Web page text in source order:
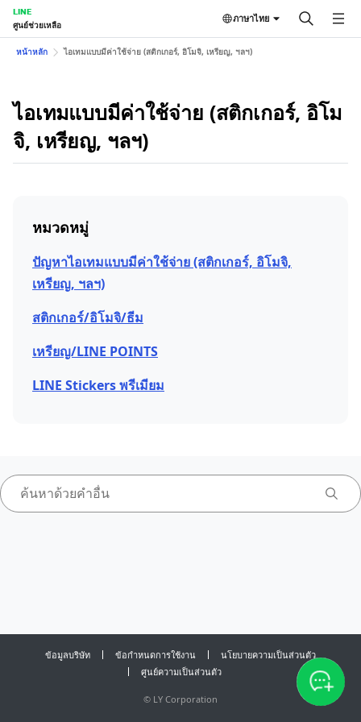
LINE
ศูนย์ช่วยเหลือ
ภาษาไทย
หน้าหลัก ไอเทมแบบมีค่าใช้จ่าย (สติกเกอร์, อิโมจิ, เหรียญ, ฯลฯ)
ไอเทมแบบมีค่าใช้จ่าย (สติกเกอร์, อิโม
จิ, เหรียญ, ฯลฯ)
หมวดหมู่
ปัญหาไอเทมแบบมีค่าใช้จ่าย (สติกเกอร์, อิโมจิ,
เหรียญ, ฯลฯ)
สติกเกอร์/อิโมจิ/ธีม
เหรียญ/LINE POINTS
LINE Stickers พรีเมียม
ข้อมูลบริษัท ข้อกำหนดการใช้งาน
นโยบายความเป็นส่วนตัว
ศูนย์ความเป็นส่วนตัว
© LY Corporation